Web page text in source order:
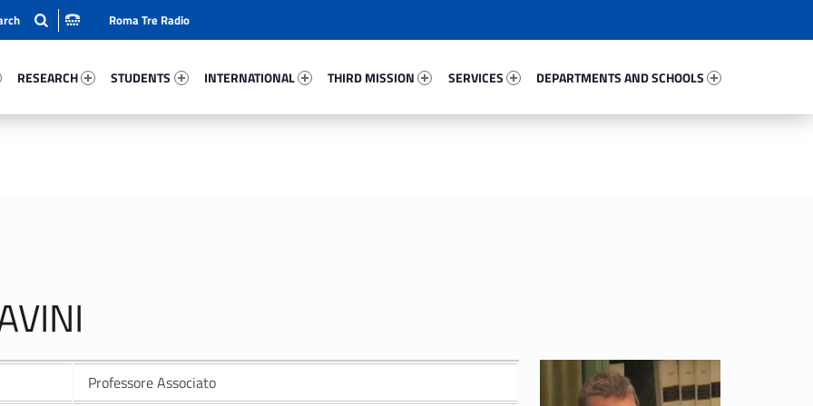
RESEARCH
STUDENTS
INTERNATIONAL
THIRD MISSION
SERVICES
DEPARTMENTS AND SCHOOLS
Roma Tre Radio
Professore Associato